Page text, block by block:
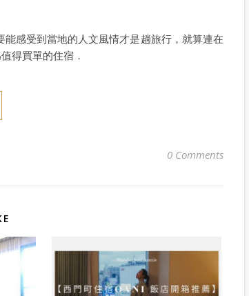
感受到當地的人文風情才是趟旅行，就算連在
得買單的住宿．
0 Comments